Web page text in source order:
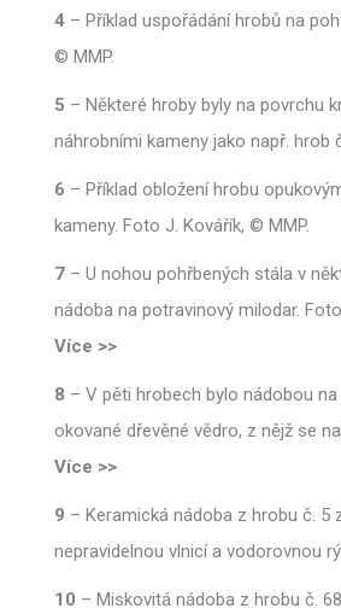
4 – Příklad uspořádání hrobů na
© MMP.
5 – Některé hroby byly na povrchu
náhrobními kameny jako např. hrob
6 – Příklad obložení hrobu
kameny. Foto J. Kovářík, © MMP.
7 – U nohou pohřbených stála v
nádoba na potravinový milodar.
Více >>
8 – V pěti hrobech bylo nádobou
okované dřevěné vědro, z nějž se
Více >>
9 – Keramická nádoba z hrobu č. 5
nepravidelnou vlnicí a vodorovnou
10 – Miskovitá nádoba z hrobu č.